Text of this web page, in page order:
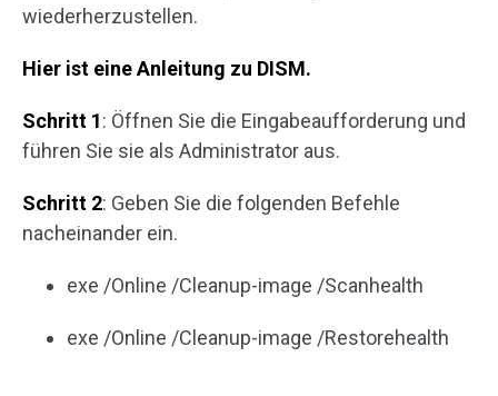
wiederherzustellen.
Hier ist eine Anleitung zu DISM.
Schritt 1: Öffnen Sie die Eingabeaufforderung und
führen Sie sie als Administrator aus.
Schritt 2: Geben Sie die folgenden Befehle
nacheinander ein.
exe /Online /Cleanup-image /Scanhealth
exe /Online /Cleanup-image /Restorehealth